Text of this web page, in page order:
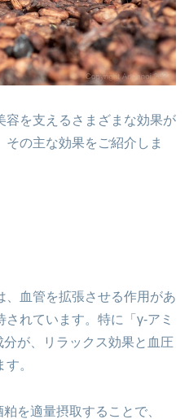
容を支えるさまざまな効果が
の主な効果をご紹介しま
血管を拡張させる作用があ
れています。特に「γ-アミ
が、リラックス効果と血圧
。
粕を適量摂取することで、